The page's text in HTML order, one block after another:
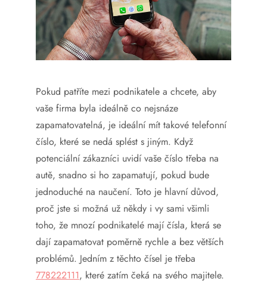
Pokud patříte mezi podnikatele a chcete, aby
vaše firma byla ideálně co nejsnáze
zapamatovatelná, je ideální mít takové telefonní
číslo, které se nedá splést s jiným. Když
potenciální zákazníci uvidí vaše číslo třeba na
autě, snadno si ho zapamatují, pokud bude
jednoduché na naučení. Toto je hlavní důvod,
proč jste si možná už někdy i vy sami všimli
toho, že mnozí podnikatelé mají čísla, která se
dají zapamatovat poměrně rychle a bez větších
problémů. Jedním z těchto čísel je třeba
778222111, které zatím čeká na svého majitele.